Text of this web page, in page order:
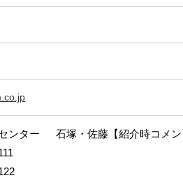
ンター 石塚・佐藤【紹介時コメン